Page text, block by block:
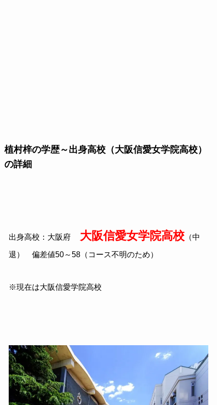
植村梓の学歴～出身高校（大阪信愛女学院高校）
の詳細
出身高校：大阪府 大阪信愛女学院高校（中
退） 偏差値50～58（コース不明のため）
※現在は大阪信愛学院高校